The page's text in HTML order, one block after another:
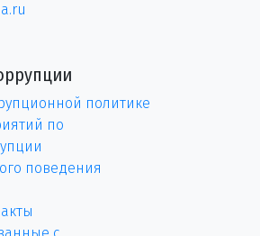
политике
по
поведения